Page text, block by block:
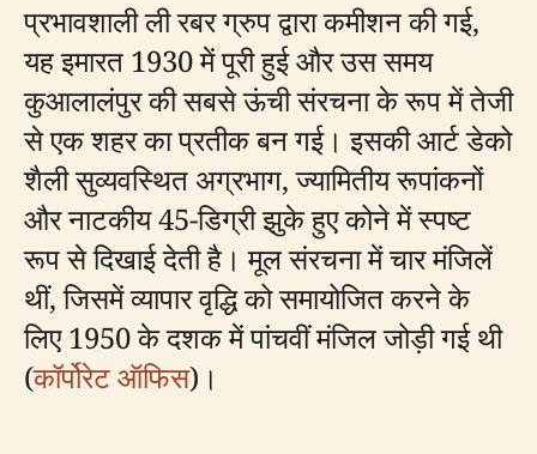
प्रभावशाली ली रबर ग्रुप द्वारा कमीशन की गई,
यह इमारत 1930 में पूरी हुई और उस समय
कुआलालंपुर की सबसे ऊंची संरचना के रूप में तेजी
से एक शहर का प्रतीक बन गई। इसकी आर्ट डेको
शैली सुव्यवस्थित अग्रभाग, ज्यामितीय रूपांकनों
और नाटकीय 45-डिग्री झुके हुए कोने में स्पष्ट
रूप से दिखाई देती है। मूल संरचना में चार मंजिलें
थीं, जिसमें व्यापार वृद्धि को समायोजित करने के
लिए 1950 के दशक में पांचवीं मंजिल जोड़ी गई थी
(कॉर्पोरेट ऑफिस)।